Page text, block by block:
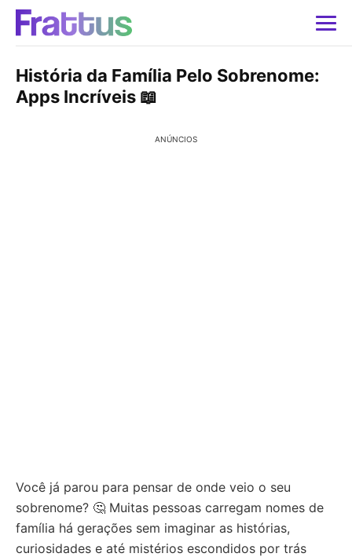
História da Família Pelo Sobrenome:
Apps Incríveis 📖
ANÚNCIOS
Você já parou para pensar de onde veio o seu
sobrenome? 🤔 Muitas pessoas carregam nomes de
família há gerações sem imaginar as histórias,
curiosidades e até mistérios escondidos por trás